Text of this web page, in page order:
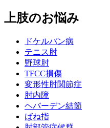
上肢のお悩み
ドケルバン病
テニス肘
野球肘
TFCC損傷
変形性肘関節症
肘内障
ヘバーデン結節
ばね指